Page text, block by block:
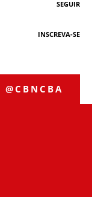
SEGUIR
INSCREVA-SE
@CBNCBA